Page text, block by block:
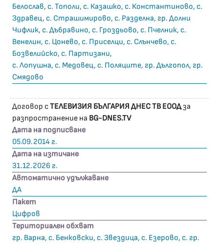
Белослав, с. Тополи, с. Казашко, с. Константиново, с.
Здравец, с. Страшимирово, с. Разделна, гр. Долни
Чифлик, с. Дъбравино, с. Гроздьово, с. Пчелник, с.
Венелин, с. Цонево, с. Приселци, с. Слънчево, с.
Бозвелийско, с. Партизани,
с. Лопушна, с. Медовец, с. Поляците, гр. Дългопол, гр.
Смядово
Договор сТЕЛЕВИЗИЯ БЪЛГАРИЯ ДНЕС ТВ ЕООДза
разпространение на BG-DNES.TV
Дата на подписване
05.09.2014 г.
Дата на изтичане
31.12.2026 г.
Автоматично удължаване
ДА
Пакет
Цифров
Териториален обхват
гр. Варна, с. Бенковски, с. Звездица, с. Езерово, с. гр.